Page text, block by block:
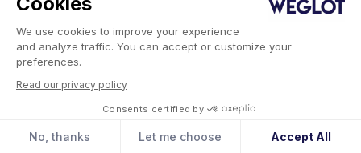
We use cookies to improve your experience
and analyze traffic. You can accept or customize your
preferences.
Read our privacy policy
Consents certified by
No, thanks Let me choose Accept All
Traduza meu site